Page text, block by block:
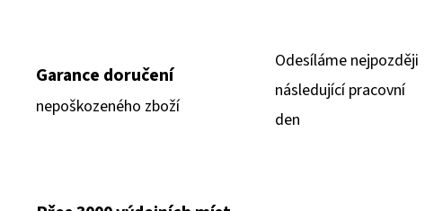
Garance doručení
nepoškozeného zboží
Odesíláme nejpozději
následující pracovní
den